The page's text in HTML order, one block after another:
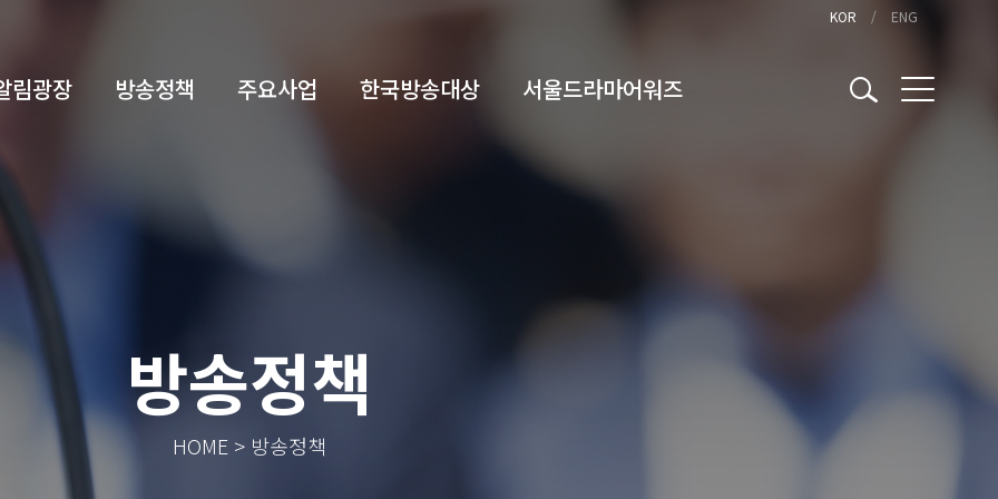
KOR ENG
림광장 방송정책 주요사업 한국방송대상 서울드라마어워즈
방송정책
HOME > 방송정책